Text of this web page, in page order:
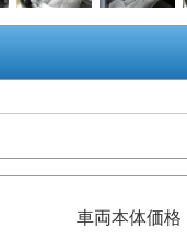
車両本体価格